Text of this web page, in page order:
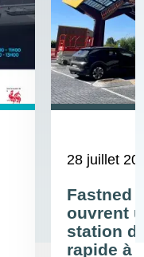
28 juillet
Fastned
ouvrent
station
rapide à